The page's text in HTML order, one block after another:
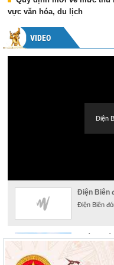
vực văn hóa, du lịch
VIDEO
Điện
Điện Biên
Điện Biên
Khám phá